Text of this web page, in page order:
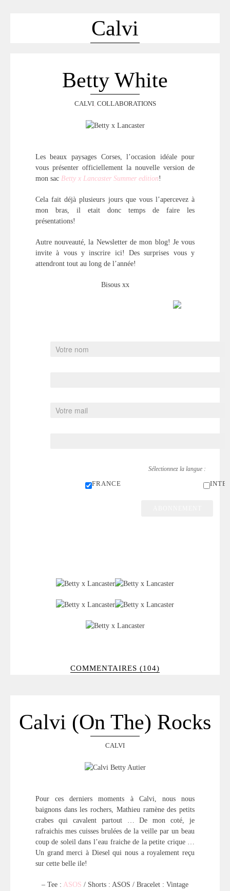
SÉLECTION
VOYAGES
ARCHIVES
Calvi
Betty White
CALVI, COLLABORATIONS
Les beaux paysages Corses, l’occasion idéale pour
vous présenter officiellement la nouvelle version de
mon sac Betty x Lancaster Summer edition!
Cela fait déjà plusieurs jours que vous l’apercevez à
mon bras, il etait donc temps de faire les
présentations!
Autre nouveauté, la Newsletter de mon blog! Je vous
invite à vous y inscrire ici! Des surprises vous y
attendront tout au long de l’année!
Bisous xx
Sélectionnez la langue :
FRANCE
COMMENTAIRES (104)
Calvi (on The) Rocks
CALVI
Pour ces derniers moments à Calvi, nous nous
baignons dans les rochers, Mathieu ramène des petits
crabes qui cavalent partout … De mon coté, je
rafraichis mes cuisses brulées de la veille par un beau
coup de soleil dans l’eau fraiche de la petite crique …
Un grand merci à Diesel qui nous a royalement reçu
sur cette belle ile!
– Tee : ASOS / Shorts : ASOS / Bracelet : Vintage